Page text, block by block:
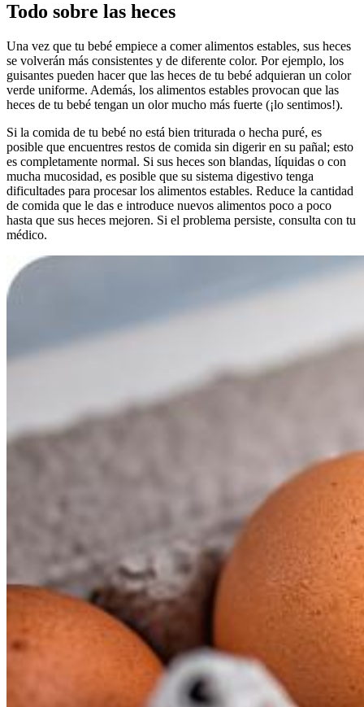
Todo sobre las heces
Una vez que tu bebé empiece a comer alimentos estables, sus heces
se volverán más consistentes y de diferente color. Por ejemplo, los
guisantes pueden hacer que las heces de tu bebé adquieran un color
verde uniforme. Además, los alimentos estables provocan que las
heces de tu bebé tengan un olor mucho más fuerte (¡lo sentimos!).
Si la comida de tu bebé no está bien triturada o hecha puré, es
posible que encuentres restos de comida sin digerir en su pañal; esto
es completamente normal. Si sus heces son blandas, líquidas o con
mucha mucosidad, es posible que su sistema digestivo tenga
dificultades para procesar los alimentos estables. Reduce la cantidad
de comida que le das e introduce nuevos alimentos poco a poco
hasta que sus heces mejoren. Si el problema persiste, consulta con tu
médico.